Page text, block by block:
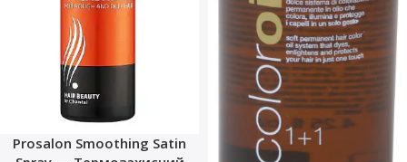
Prosalon Smoothing Satin